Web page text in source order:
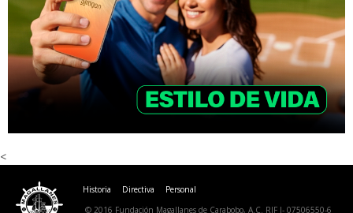
<
Historia Directiva
Personal
© 2016 Fundación Magallanes de Carabobo, A.C. RIF J- 07506550-6